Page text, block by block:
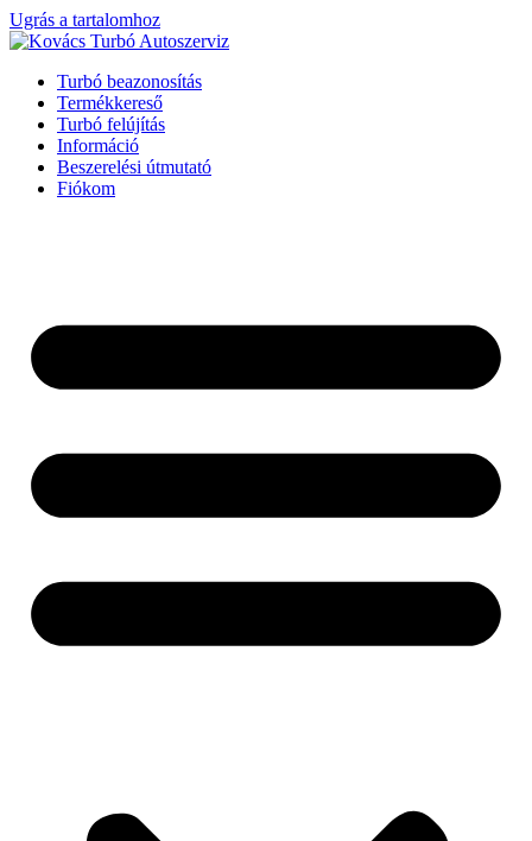
Ugrás a tartalomhoz
Turbó beazonosítás
Termékkereső
Turbó felújítás
Információ
Beszerelési útmutató
Fiókom